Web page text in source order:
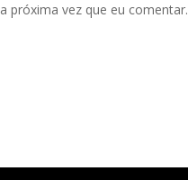
próxima vez que eu comentar.